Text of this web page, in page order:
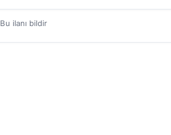
ilanı bildir